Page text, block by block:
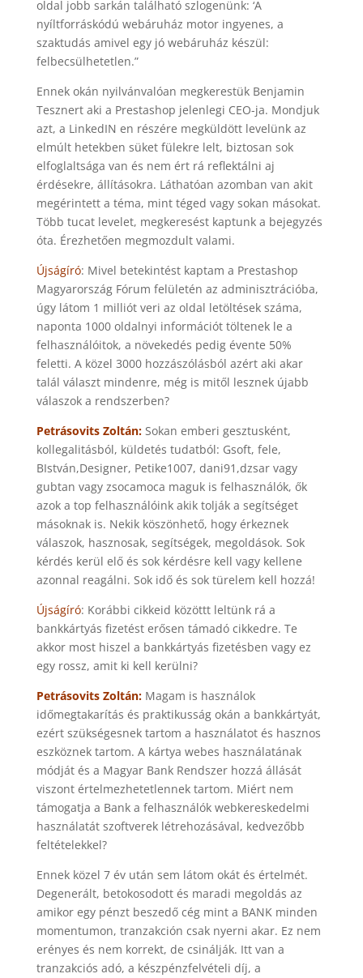
oldal jobb sarkán található szlogenünk: ‘A
nyíltforráskódú webáruház motor ingyenes, a
szaktudás amivel egy jó webáruház készül:
felbecsülhetetlen.”
Ennek okán nyilvánvalóan megkerestük Benjamin
Tesznert aki a Prestashop jelenlegi CEO-ja. Mondjuk
azt, a LinkedIN en részére megküldött levelünk az
elmúlt hetekben süket fülekre lelt, biztosan sok
elfoglaltsága van és nem ért rá reflektálni aj
érdésekre, állításokra. Láthatóan azomban van akit
megérintett a téma, mint téged vagy sokan másokat.
Több tucat levelet, megkeresést kaptunk a bejegyzés
óta. Érezhetően megmozdult valami.
Újságíró: Mivel betekintést kaptam a Prestashop
Magyarország Fórum felületén az adminisztrációba,
úgy látom 1 milliót veri az oldal letöltések száma,
naponta 1000 oldalnyi információt töltenek le a
felhasználóitok, a növekedés pedig évente 50%
feletti. A közel 3000 hozzászólásból azért aki akar
talál választ mindenre, még is mitől lesznek újabb
válaszok a rendszerben?
Petrásovits Zoltán: Sokan emberi gesztusként,
kollegalitásból, küldetés tudatból: Gsoft, fele,
BIstván,Designer, Petike1007, dani91,dzsar vagy
gubtan vagy zsocamoca maguk is felhasználók, ők
azok a top felhasználóink akik tolják a segítséget
másoknak is. Nekik köszönhető, hogy érkeznek
válaszok, hasznosak, segítségek, megoldások. Sok
kérdés kerül elő és sok kérdésre kell vagy kellene
azonnal reagálni. Sok idő és sok türelem kell hozzá!
Újságíró: Korábbi cikkeid közöttt leltünk rá a
bankkártyás fizetést erősen támadó cikkedre. Te
akkor most hiszel a bankkártyás fizetésben vagy ez
egy rossz, amit ki kell kerülni?
Petrásovits Zoltán: Magam is használok
időmegtakarítás és praktikusság okán a bankkártyát,
ezért szükségesnek tartom a használatot és hasznos
eszköznek tartom. A kártya webes használatának
módját és a Magyar Bank Rendszer hozzá állását
viszont értelmezhetetlennek tartom. Miért nem
támogatja a Bank a felhasználók webkereskedelmi
használatát szoftverek létrehozásával, kedvezőbb
feltételekkel?
Ennek közel 7 év után sem látom okát és értelmét.
Degenerált, betokosodott és maradi megoldás az
amikor egy pénzt beszedő cég mint a BANK minden
momentumon, tranzakción csak nyerni akar. Ez nem
erényes és nem korrekt, de csinálják. Itt van a
tranzakciós adó, a készpénzfelvételi díj, a